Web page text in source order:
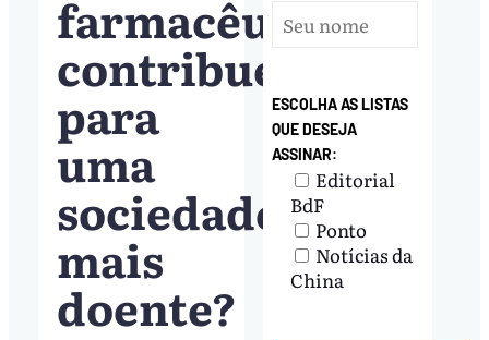
farmacêutica
contribuem
para
uma
sociedade
mais
doente?
ESCOLHA AS LISTAS
QUE DESEJA
ASSINAR:
Editorial
BdF
Ponto
Notícias da
China